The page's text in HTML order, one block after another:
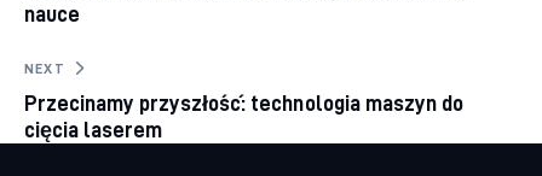
nauce
NEXT
Przecinamy przyszłość: technologia maszyn do
cięcia laserem